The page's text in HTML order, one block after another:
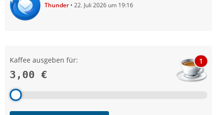
Thunder 22. Juli 2026 um 19:16
Kaffee ausgeben für:
3,00 €
1